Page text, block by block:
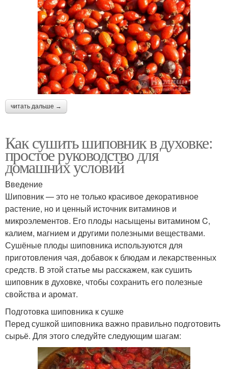
читать дальше →
Как сушить шиповник в духовке:
простое руководство для
домашних условий
Введение
Шиповник — это не только красивое декоративное
растение, но и ценный источник витаминов и
микроэлементов. Его плоды насыщены витамином C,
калием, магнием и другими полезными веществами.
Сушёные плоды шиповника используются для
приготовления чая, добавок к блюдам и лекарственных
средств. В этой статье мы расскажем, как сушить
шиповник в духовке, чтобы сохранить его полезные
свойства и аромат.
Подготовка шиповника к сушке
Перед сушкой шиповника важно правильно подготовить
сырьё. Для этого следуйте следующим шагам: